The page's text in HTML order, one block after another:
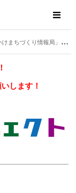
り情報局」好評放送中！
します！